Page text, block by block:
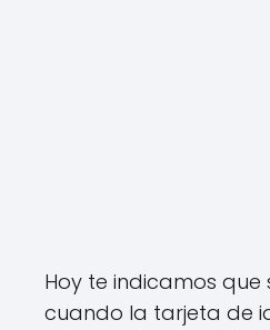
Hoy te indicamos
cuando la tarjeta de